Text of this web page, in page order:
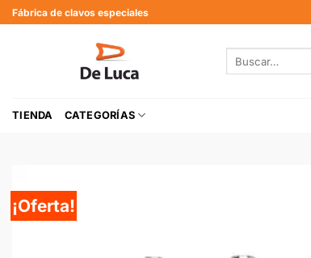
Fábrica de clavos especiales
TIENDA CATEGORÍAS
¡Oferta!